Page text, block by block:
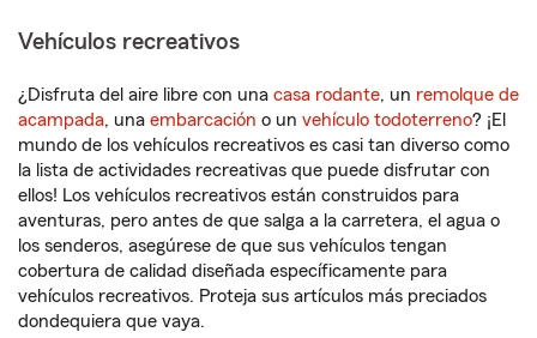
Vehículos recreativos
¿Disfruta del aire libre con una casa rodante, un remolque de
acampada, una embarcación o un vehículo todoterreno? ¡El
mundo de los vehículos recreativos es casi tan diverso como
la lista de actividades recreativas que puede disfrutar con
ellos! Los vehículos recreativos están construidos para
aventuras, pero antes de que salga a la carretera, el agua o
los senderos, asegúrese de que sus vehículos tengan
cobertura de calidad diseñada específicamente para
vehículos recreativos. Proteja sus artículos más preciados
dondequiera que vaya.